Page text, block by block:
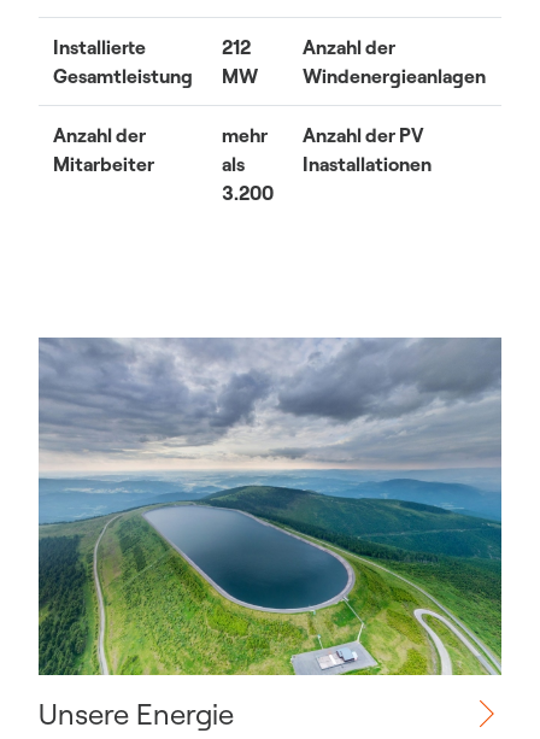
Installierte
Gesamtleistung
212
MW
Anzahl der
Windenergieanlagen
Anzahl der
Mitarbeiter
mehr
als
3.200
Anzahl der PV
Inastallationen
Unsere Energie